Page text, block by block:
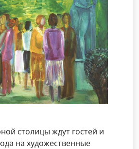
столицы ждут гостей и
на художественные